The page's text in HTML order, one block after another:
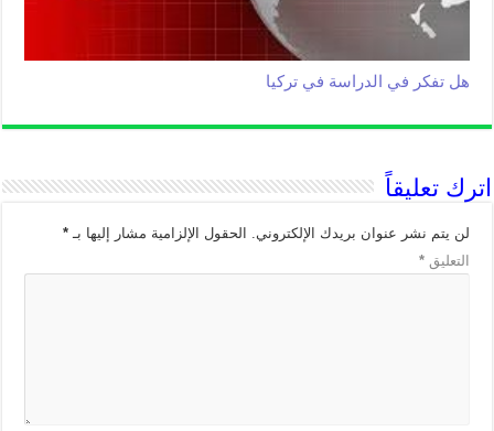
هل تفكر في الدراسة في تركيا
اترك تعليقاً
لن يتم نشر عنوان بريدك الإلكتروني. الحقول الإلزامية مشار إليها بـ*
التعليق*